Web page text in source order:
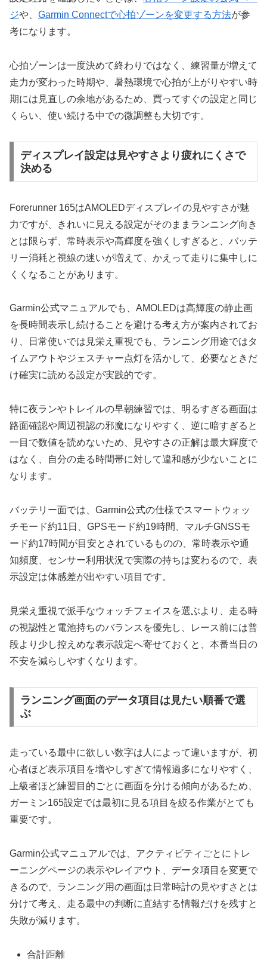
ジや、 Garmin Connectで心拍ゾーンを変更する方法が参
考になります。
心拍ゾーンは一度決めて終わりではなく、練習量が増えて
走力が変わった時期や、暑熱環境で心拍が上がりやすい時
期には見直しの余地があるため、買ってすぐの設定と同じ
くらい、使い続ける中での微調整も大切です。
ディスプレイ設定は見やすさより疲れにくさで
決める
Forerunner 165はAMOLEDディスプレイの見やすさが魅
力ですが、きれいに見える設定がそのままランニング向き
とは限らず、常時表示や高輝度を強くしすぎると、バッテ
リー消耗と視線の迷いが増えて、かえって走りに集中しに
くくなることがあります。
Garmin公式マニュアルでも、AMOLEDは高輝度の静止画
を長時間表示し続けることを避ける考え方が案内されてお
り、日常使いでは見栄え重視でも、ランニング用途ではタ
イムアウトやジェスチャー点灯を活かして、必要なときだ
け確実に読める設定が実践的です。
特に夜ランやトレイルの早朝練習では、明るすぎる画面は
路面確認や周辺視認の邪魔になりやすく、逆に暗すぎると
一目で数値を読めないため、見やすさの正解は最大輝度で
はなく、自分の走る時間帯に対して違和感が少ないことに
なります。
バッテリー面では、Garmin公式の仕様でスマートウォッ
チモード約11日、GPSモード約19時間、マルチGNSSモ
ード約17時間が目安とされているものの、常時表示や通
知頻度、センサー利用状況で実際の持ちは変わるので、表
示設定は体感差が出やすい項目です。
見栄え重視で派手なウォッチフェイスを選ぶより、走る時
の視認性と電池持ちのバランスを優先し、レース前には普
段より少し控えめな表示設定へ寄せておくと、本番当日の
不安を減らしやすくなります。
ランニング画面のデータ項目は見たい順番で選
ぶ
走っている最中に欲しい数字は人によって違いますが、初
心者ほど表示項目を増やしすぎて情報過多になりやすく、
上級者ほど練習目的ごとに画面を分ける傾向があるため、
ガーミン165設定では最初に見る項目を絞る作業がとても
重要です。
Garmin公式マニュアルでは、アクティビティごとにトレ
ーニングページの表示やレイアウト、データ項目を変更で
きるので、ランニング用の画面は日常時計の見やすさとは
分けて考え、走る最中の判断に直結する情報だけを残すと
失敗が減ります。
合計距離